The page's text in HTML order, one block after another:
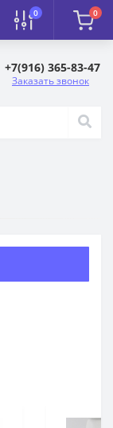
0 0
+7(916) 365-83-47
Заказать звонок